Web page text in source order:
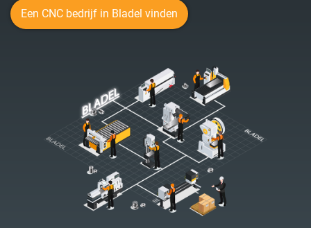
Een CNC bedrijf in Bladel vinden